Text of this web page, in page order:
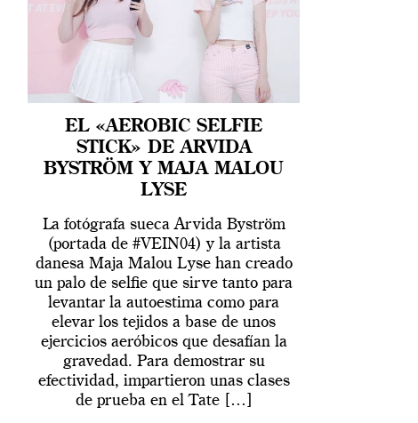
EL «AEROBIC SELFIE
STICK» DE ARVIDA
BYSTRÖM Y MAJA MALOU
LYSE
La fotógrafa sueca Arvida Byström
(portada de #VEIN04) y la artista
danesa Maja Malou Lyse han creado
un palo de selfie que sirve tanto para
levantar la autoestima como para
elevar los tejidos a base de unos
ejercicios aeróbicos que desafían la
gravedad. Para demostrar su
efectividad, impartieron unas clases
de prueba en el Tate […]